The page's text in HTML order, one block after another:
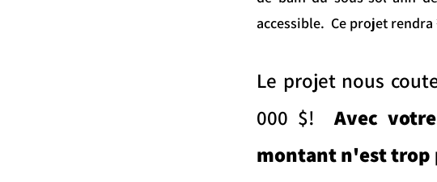
accessible. Ce projet
Le projet nous
000 $!Avec
montant n'est